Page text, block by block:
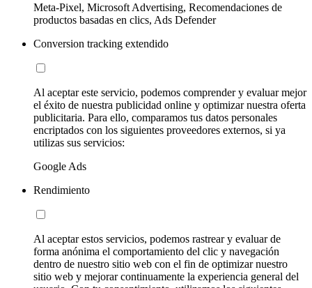
Meta-Pixel, Microsoft Advertising, Recomendaciones de
productos basadas en clics, Ads Defender
Conversion tracking extendido
Al aceptar este servicio, podemos comprender y evaluar mejor
el éxito de nuestra publicidad online y optimizar nuestra oferta
publicitaria. Para ello, comparamos tus datos personales
encriptados con los siguientes proveedores externos, si ya
utilizas sus servicios:
Google Ads
Rendimiento
Al aceptar estos servicios, podemos rastrear y evaluar de
forma anónima el comportamiento del clic y navegación
dentro de nuestro sitio web con el fin de optimizar nuestro
sitio web y mejorar continuamente la experiencia general del